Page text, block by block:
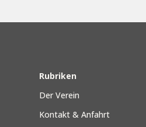
Rubriken
Der Verein
Kontakt & Anfahrt